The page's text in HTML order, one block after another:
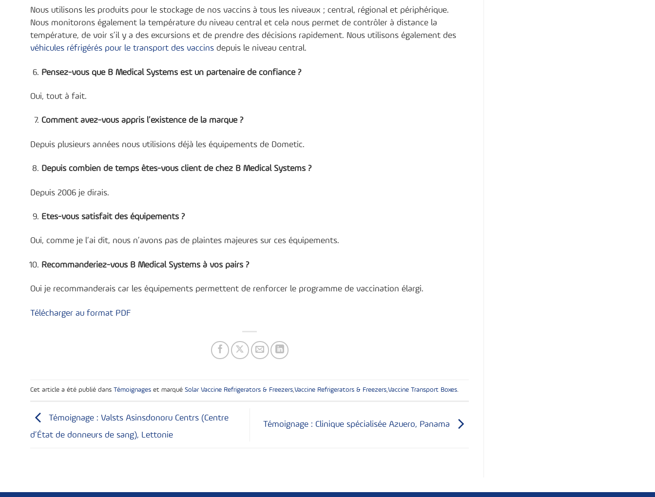
Nous utilisons les produits pour le stockage de nos vaccins à tous les niveaux ; central, régional et périphérique.
Nous monitorons également la température du niveau central et cela nous permet de contrôler à distance la
température, de voir s’il y a des excursions et de prendre des décisions rapidement. Nous utilisons également des
véhicules réfrigérés pour le transport des vaccins depuis le niveau central.
Pensez-vous que B Medical Systems est un partenaire de confiance ?
Oui, tout à fait.
Comment avez-vous appris l’existence de la marque ?
Depuis plusieurs années nous utilisions déjà les équipements de Dometic.
Depuis combien de temps êtes-vous client de chez B Medical Systems ?
Depuis 2006 je dirais.
Etes-vous satisfait des équipements ?
Oui, comme je l’ai dit, nous n’avons pas de plaintes majeures sur ces équipements.
Recommanderiez-vous B Medical Systems à vos pairs ?
Oui je recommanderais car les équipements permettent de renforcer le programme de vaccination élargi.
Télécharger au format PDF
Cet article a été publié dans Témoignages et marqué Solar Vaccine Refrigerators & Freezers,Vaccine Refrigerators & Freezers,Vaccine Transport Boxes.
Témoignage : Valsts Asinsdonoru Centrs (Centre
d’État de donneurs de sang), Lettonie
Témoignage : Clinique spécialisée Azuero, Panama